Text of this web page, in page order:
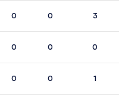
0 0 3
0 0 0
0 0 1